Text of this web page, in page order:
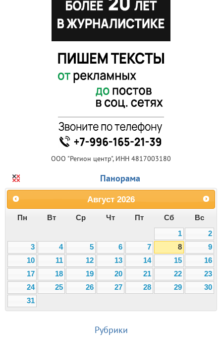
ООО "Регион центр", ИНН 4817003180
Панорама
Август 2026
Пн Вт Ср Чт Пт Сб
Вс
1
2
3
4 5 6 7 8
9
10
11 12 13 14 15
16
17
18 19 20 21 22
23
24
25 26 27 28 29
30
31
Рубрики